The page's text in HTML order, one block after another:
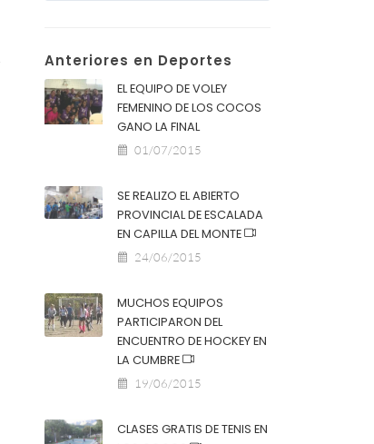
Anteriores en Deportes
EL EQUIPO DE VOLEY
FEMENINO DE LOS COCOS
GANO LA FINAL
01/07/2015
SE REALIZO EL ABIERTO
PROVINCIAL DE ESCALADA
EN CAPILLA DEL MONTE
24/06/2015
MUCHOS EQUIPOS
PARTICIPARON DEL
ENCUENTRO DE HOCKEY EN
LA CUMBRE
19/06/2015
CLASES GRATIS DE TENIS EN